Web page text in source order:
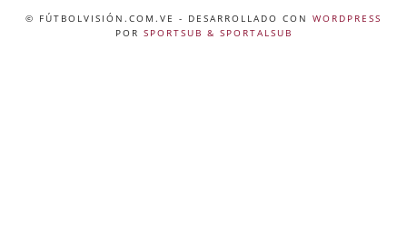
© FÚTBOLVISIÓN.COM.VE - DESARROLLADO CON WORDPRESS
POR SPORTSUB & SPORTALSUB